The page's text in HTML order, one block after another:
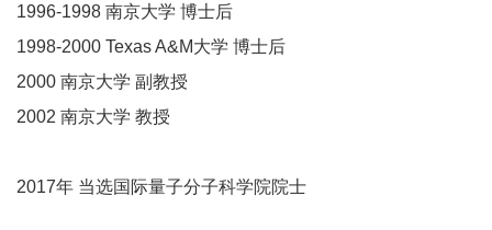
1996-1998 南京大学 博士后
1998-2000 Texas A&M大学 博士后
2000 南京大学 副教授
2002 南京大学 教授
2017年 当选国际量子分子科学院院士